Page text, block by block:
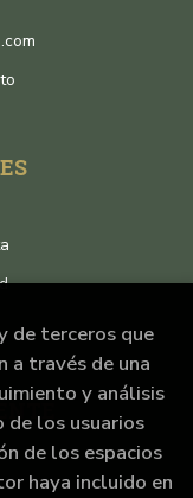
de terceros que
a través de una
y análisis
los usuarios
de los espacios
haya incluido en